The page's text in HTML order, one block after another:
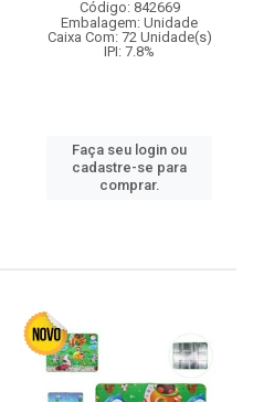
Código: 842669
Embalagem: Unidade
Caixa Com: 72 Unidade(s)
IPI: 7.8%
Faça seu login ou
cadastre-se para
comprar.